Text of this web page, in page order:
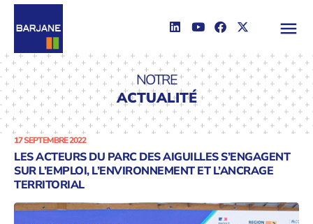
NOTRE
ACTUALITÉ
17 SEPTEMBRE 2022
LES ACTEURS DU PARC DES AIGUILLES S’ENGAGENT
SUR L’EMPLOI, L’ENVIRONNEMENT ET L’ANCRAGE
TERRITORIAL